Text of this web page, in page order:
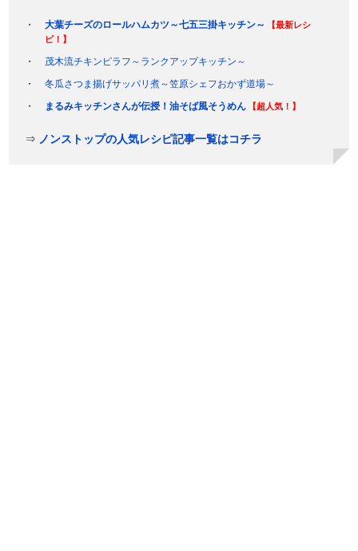
大葉チーズのロールハムカツ～七五三掛キッチン～
【最新レシ
ピ！】
茂木流チキンピラフ～ランクアップキッチン～
冬瓜さつま揚げサッパリ煮～笠原シェフおかず道場～
まるみキッチンさんが伝授！油そば風そうめん
【超人気！】
⇒ ノンストップの人気レシピ記事一覧はコチラ